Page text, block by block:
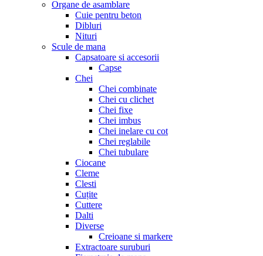
Organe de asamblare
Cuie pentru beton
Dibluri
Nituri
Scule de mana
Capsatoare si accesorii
Capse
Chei
Chei combinate
Chei cu clichet
Chei fixe
Chei imbus
Chei inelare cu cot
Chei reglabile
Chei tubulare
Ciocane
Cleme
Clesti
Cuțite
Cuttere
Dalti
Diverse
Creioane si markere
Extractoare suruburi